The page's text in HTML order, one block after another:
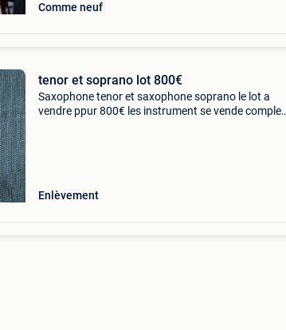
Comme neuf
tenor et soprano lot 800€
Saxophone tenor et saxophone soprano le lot a
vendre ppur 800€ les instrument se vende complet
Enlèvement